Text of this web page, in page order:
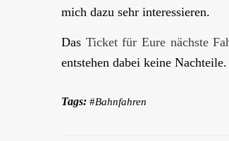
mich dazu sehr interessieren.
Das Ticket für Eure nächste
entstehen dabei keine
Tags: Bahnfahren